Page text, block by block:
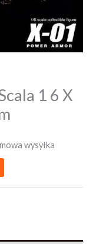
1 6 X
wysyłka